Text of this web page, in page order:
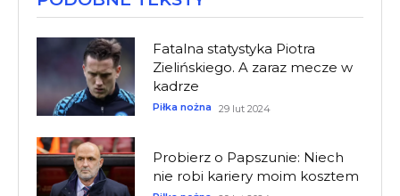
Fatalna statystyka Piotra
Zielińskiego. A zaraz mecze w
kadrze
Piłka nożna 29 lut 2024
Probierz o Papszunie: Niech
nie robi kariery moim kosztem